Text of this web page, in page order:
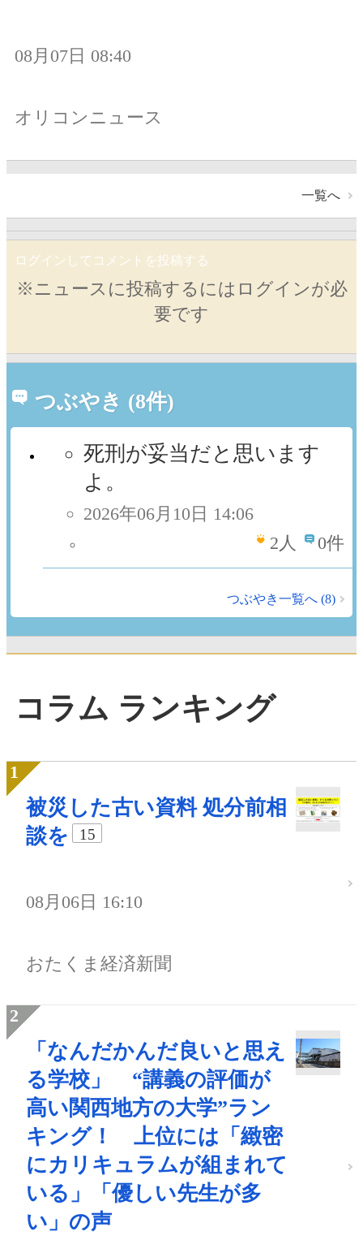
08月07日 08:40
オリコンニュース
一覧へ
ログインしてコメントを投稿する
※ニュースに投稿するにはログインが必
要です
つぶやき (8件)
死刑が妥当だと思います
よ。
2026年06月10日 14:06
2 人 0件
つぶやき一覧へ (8)
コラム ランキング
被災した古い資料 処分前相
談を
15
08月06日 16:10
おたくま経済新聞
「なんだかんだ良いと思え
る学校」 “講義の評価が
高い関西地方の大学”ラン
キング！ 上位には「緻密
にカリキュラムが組まれて
いる」「優しい先生が多
い」の声